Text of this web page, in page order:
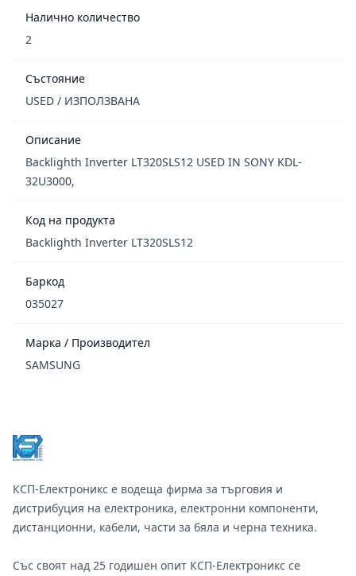
Налично количество
2
Състояние
USED / ИЗПОЛЗВАНА
Описание
Backlighth Inverter LT320SLS12 USED IN SONY KDL-
32U3000,
Код на продукта
Backlighth Inverter LT320SLS12
Баркод
035027
Марка / Производител
SAMSUNG
КСП-Електроникс е водеща фирма за търговия и
дистрибуция на електроника, електронни компоненти,
дистанционни, кабели, части за бяла и черна техника.
Със своят над 25 годишен опит КСП-Електроникс се